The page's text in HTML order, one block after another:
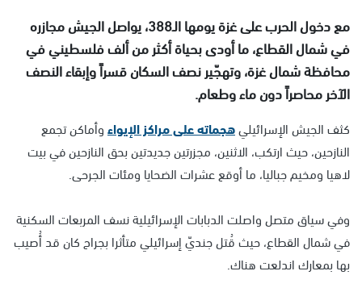
مع دخول الحرب على غزة يومها الـ388، يواصل الجيش مجازره
في شمال القطاع، ما أودى بحياة أكثر من ألف فلسطيني في
محافظة شمال غزة، وتهجّير نصف السكان قسراً وإبقاء النصف
الآخر محاصراً دون ماء وطعام.
كثف الجيش الإسرائيليهجماته على مراكز الإيواءوأماكن تجمع
النازحين، حيث ارتكب، الاثنين، مجزرتين جديدتين بحق النازحين في بيت
لاهيا ومخيم جباليا، ما أوقع عشرات الضحايا ومئات الجرحى.
وفي سياق متصل واصلت الدبابات الإسرائيلية نسف المربعات السكنية
في شمال القطاع، حيث قُتل جنديّ إسرائيلي متأثرا بجراح كان قد أُصيب
بها بمعارك اندلعت هناك.